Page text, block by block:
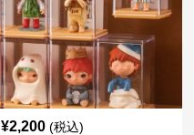
¥2,200 (税込)